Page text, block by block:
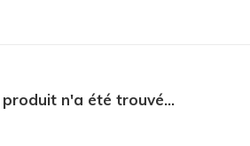
produit n'a été trouvé...